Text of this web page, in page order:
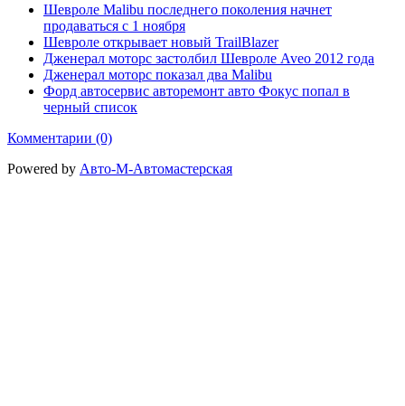
Шевроле Malibu последнего поколения начнет
продаваться с 1 ноября
Шевроле открывает новый TrailBlazer
Дженерал моторс застолбил Шевроле Aveo 2012 года
Дженерал моторс показал два Malibu
Форд автосервис авторемонт авто Фокус попал в
черный список
Комментарии (0)
Powered by Авто-М-Автомастерская